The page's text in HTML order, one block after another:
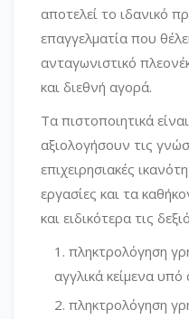
αποτελεί το ιδανικό
επαγγελματία που
ανταγωνιστικό
και διεθνή αγορά.
Τα πιστοποιητικά
αξιολογήσουν τις
επιχειρησιακές
εργασίες και τα
και ειδικότερα τις
πληκτρολόγηση
αγγλικά κείμενα
πληκτρολόγηση